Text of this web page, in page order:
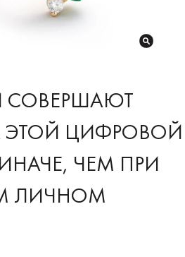
СОВЕРШАЮТ
ЭТОЙ ЦИФРОВОЙ
ЧЕМ ПРИ
ЛИЧНОМ